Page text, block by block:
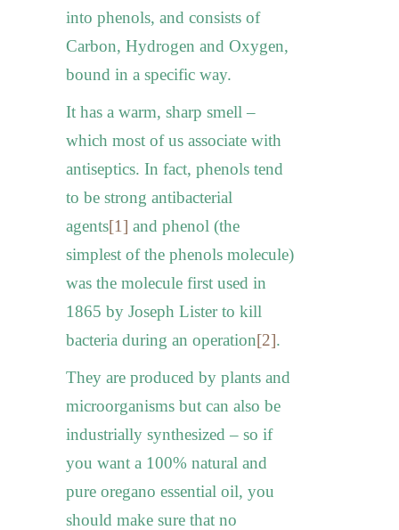
into phenols, and consists of
Carbon, Hydrogen and Oxygen,
bound in a specific way.
It has a warm, sharp smell –
which most of us associate with
antiseptics. In fact, phenols tend
to be strong antibacterial
agents[1] and phenol (the
simplest of the phenols molecule)
was the molecule first used in
1865 by Joseph Lister to kill
bacteria during an operation[2].
They are produced by plants and
microorganisms but can also be
industrially synthesized – so if
you want a 100% natural and
pure oregano essential oil, you
should make sure that no